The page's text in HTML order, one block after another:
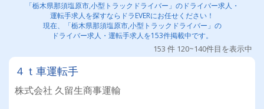
「栃木県那須塩原市,小型トラックドライバー」のドライバー求人・
運転手求人を探すならドラEVERにお任せください！
現在、「栃木県那須塩原市,小型トラックドライバー」の
ドライバー求人・運転手求人を153件掲載中です。
153 件 120~140件目を表示中
４ｔ車運転手
株式会社 久留生商事運輸